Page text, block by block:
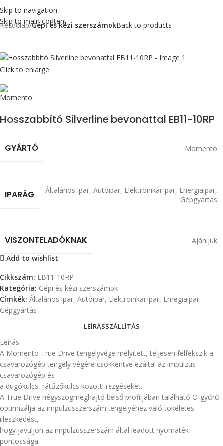
Skip to navigation
Skip to main content
Kezdőlap Gépi és kézi szerszámokBack to products
Click to enlarge
Hosszabbító Silverline bevonattal EB11-10RP
GYÁRTÓ Momento
IPARÁG Általános ipar, Autóipar, Elektronikai ipar, Energiaipar,
Gépgyártás
VISZONTELADÓKNAK
Ajánljuk
Add to wishlist
Cikkszám: EB11-10RP
Kategória: Gépi és kézi szerszámok
Címkék: Általános ipar, Autóipar, Elektronikai ipar, Enregiaipar,
Gépgyártás
LEÍRÁSSZÁLLÍTÁS
Leírás
A Momento True Drive tengelyvége mélyített, teljesen felfekszik a
csavarozógép tengely végére csökkentve ezáltal az impulzus
csavarozógép és
a dugókulcs, rátűzőkulcs közötti rezgéseket.
A True Drive négyszögmeghajtó belső profiljában található O-gyűrű
optimizálja az impulzusszerszám tengelyéhez való tökéletes
illeszkedést,
hogy javuljon az impulzusszerszám által leadott nyomaték
pontossága.